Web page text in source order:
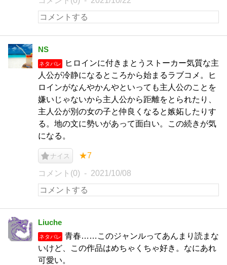
NS
ネタバレ
ヒロインに付きまとうストーカー気質な主
人公が冷静になるところから始まるラブコメ。ヒ
ロインがなんやかんやといっても主人公のことを
嫌いじゃないから主人公から距離をとられたり、
主人公が別の女の子と仲良くなると嫉妬したりす
る。地の文に勢いがあって面白い。この続きが気
になる。
ナイス ★7
コメント(0) 2021/10/08
Liuche
ネタバレ
青春……このジャンルってあんまり読まな
いけど、この作品はめちゃくちゃ好き。なにあれ
可愛い。